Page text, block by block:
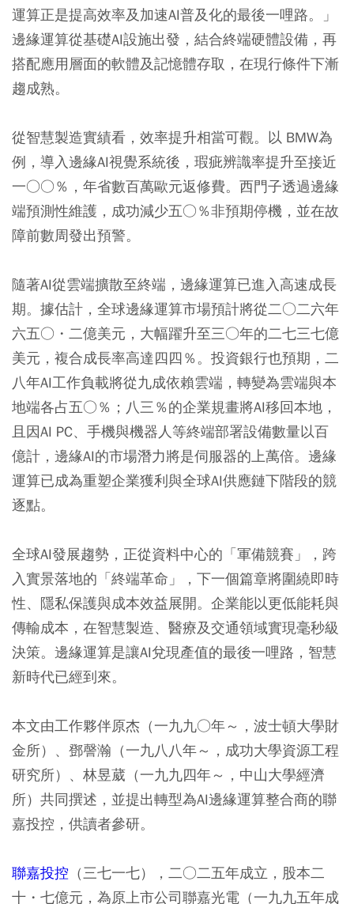
運算正是提高效率及加速AI普及化的最後一哩路。」
邊緣運算從基礎AI設施出發，結合終端硬體設備，再
搭配應用層面的軟體及記憶體存取，在現行條件下漸
趨成熟。
從智慧製造實績看，效率提升相當可觀。以 BMW為
例，導入邊緣AI視覺系統後，瑕疵辨識率提升至接近
一○○％，年省數百萬歐元返修費。西門子透過邊緣
端預測性維護，成功減少五○％非預期停機，並在故
障前數周發出預警。
隨著AI從雲端擴散至終端，邊緣運算已進入高速成長
期。據估計，全球邊緣運算市場預計將從二○二六年
六五○・二億美元，大幅躍升至三○年的二七三七億
美元，複合成長率高達四四％。投資銀行也預期，二
八年AI工作負載將從九成依賴雲端，轉變為雲端與本
地端各占五○％；八三％的企業規畫將AI移回本地，
且因AI PC、手機與機器人等終端部署設備數量以百
億計，邊緣AI的市場潛力將是伺服器的上萬倍。邊緣
運算已成為重塑企業獲利與全球AI供應鏈下階段的競
逐點。
全球AI發展趨勢，正從資料中心的「軍備競賽」，跨
入實景落地的「終端革命」，下一個篇章將圍繞即時
性、隱私保護與成本效益展開。企業能以更低能耗與
傳輸成本，在智慧製造、醫療及交通領域實現毫秒級
決策。邊緣運算是讓AI兌現產值的最後一哩路，智慧
新時代已經到來。
本文由工作夥伴原杰（一九九○年～，波士頓大學財
金所）、鄧謦瀚（一九八八年～，成功大學資源工程
研究所）、林昱葳（一九九四年～，中山大學經濟
所）共同撰述，並提出轉型為AI邊緣運算整合商的聯
嘉投控，供讀者參研。
聯嘉投控 （三七一七），二○二五年成立，股本二
十・七億元，為原上市公司聯嘉光電（一九九五年成